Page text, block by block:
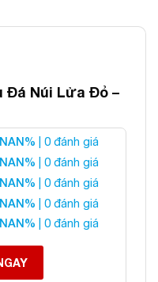
Đá Núi Lửa Đỏ –
NAN% | 0 đánh giá
NAN% | 0 đánh giá
NAN% | 0 đánh giá
NAN% | 0 đánh giá
NAN% | 0 đánh giá